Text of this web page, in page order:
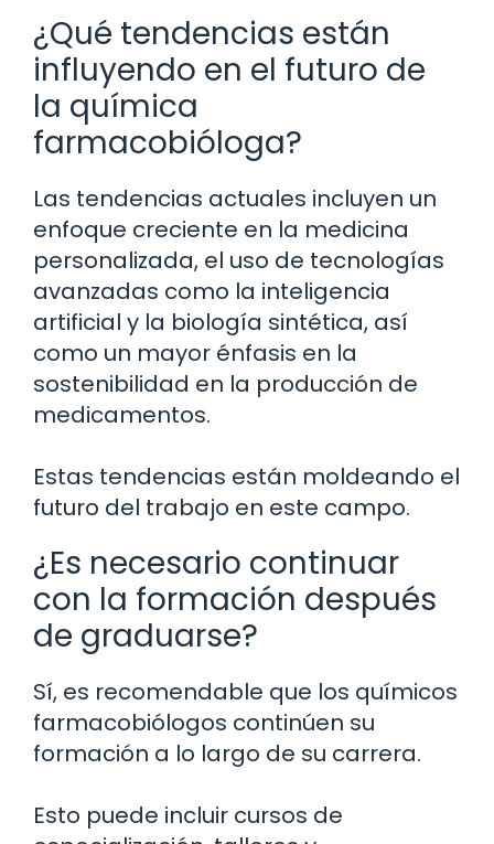
¿Qué tendencias están
influyendo en el futuro de
la química
farmacobióloga?
Las tendencias actuales incluyen un
enfoque creciente en la medicina
personalizada, el uso de tecnologías
avanzadas como la inteligencia
artificial y la biología sintética, así
como un mayor énfasis en la
sostenibilidad en la producción de
medicamentos.
Estas tendencias están moldeando el
futuro del trabajo en este campo.
¿Es necesario continuar
con la formación después
de graduarse?
Sí, es recomendable que los químicos
farmacobiólogos continúen su
formación a lo largo de su carrera.
Esto puede incluir cursos de